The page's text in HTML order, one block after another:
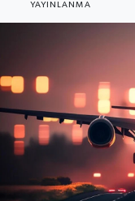
YAYINLANMA